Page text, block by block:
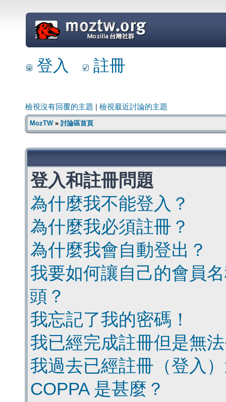
=
登入 註冊
檢視沒有回覆的主題 檢視最近討論的主題
MozTW» 討論區首頁
登入和註冊問題
為什麼我不能登入？
為什麼我必須註冊？
為什麼我會自動登出？
我要如何讓自己的會員
頭？
我忘記了我的密碼！
我已經完成註冊但是無
我過去已經註冊（登入
COPPA 是甚麼？